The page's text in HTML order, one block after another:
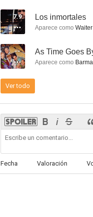
--
--
7.9 Los inmortales
Aparece como Waiter
-- As Time Goes
Aparece como
Ver todo
Fecha Valoración